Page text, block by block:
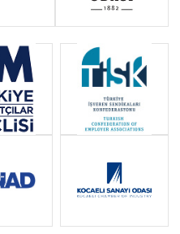
VE
POLİTİKASI
VE
BALIKÇILIK
VE CEVAPLAR